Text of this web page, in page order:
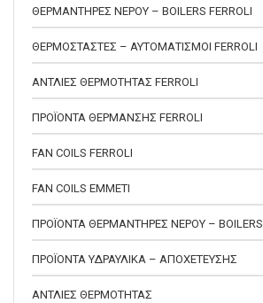
ΘΕΡΜΑΝΤΗΡΕΣ ΝΕΡΟΥ – BOILERS FERROLI
ΘΕΡΜΟΣΤΑΣΤΕΣ – ΑΥΤΟΜΑΤΙΣΜΟΙ FERROLI
ΑΝΤΛΙΕΣ ΘΕΡΜΟΤΗΤΑΣ FERROLI
ΠΡΟΪΟΝΤΑ ΘΕΡΜΑΝΣΗΣ FERROLI
FAN COILS FERROLI
FAN COILS EMMETI
ΠΡΟΪΟΝΤΑ ΘΕΡΜΑΝΤΗΡΕΣ ΝΕΡΟΥ – BOILERS
ΠΡΟΪΟΝΤΑ ΥΔΡΑΥΛΙΚΑ – ΑΠΟΧΕΤΕΥΣΗΣ
ΑΝΤΛΙΕΣ ΘΕΡΜΟΤΗΤΑΣ